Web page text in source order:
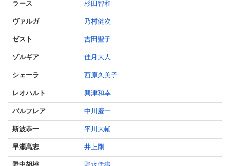
ラース 杉田智和
ヴァルガ 乃村健次
ゼスト 吉田聖子
ゾルギア 佳月大人
シェーラ 西原久美子
レオハルト 興津和幸
バルフレア 中川慶一
斯波恭一 平川大輔
早瀬高志 井上剛